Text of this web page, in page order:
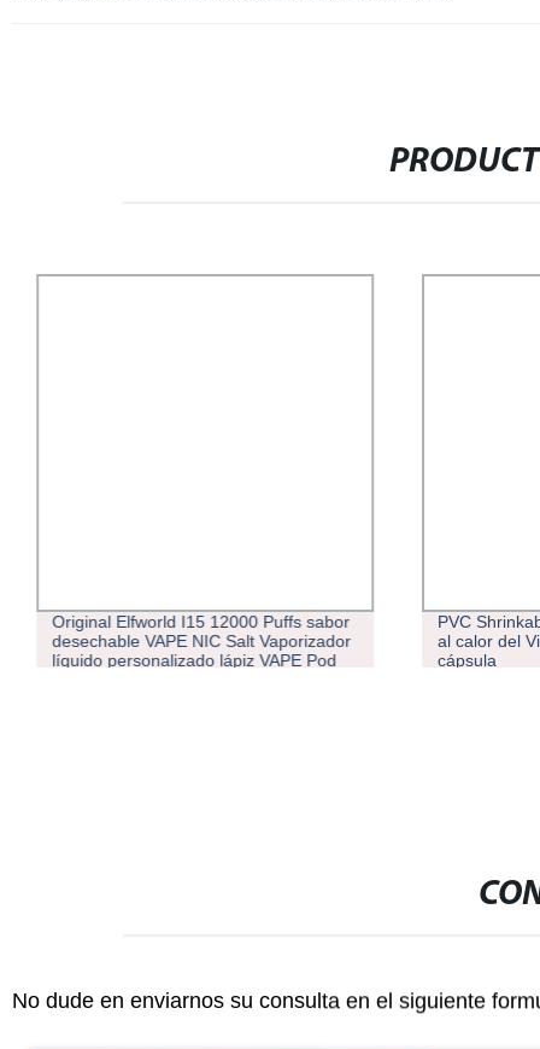
Original Elfworld I15 12000 Puffs sabor
desechable VAPE NIC Salt Vaporizador
líquido personalizado lápiz VAPE Pod
PVC
al calor del
cápsula
No dude en enviarnos su consulta en el siguiente